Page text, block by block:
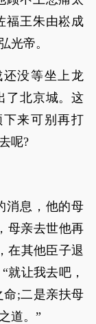
福王朱由崧成
光帝。
没等坐上龙
了北京城。这
来可别再打
呢?
消息，他的母
母亲去世他再
在其他臣子退
就让我去吧，
;二是亲扶母
道。”